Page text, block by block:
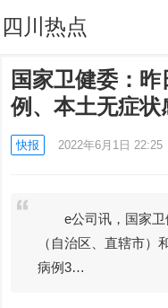
四川热点
国家卫健委：
例、本土无症状
快报 2022年6月1日 22:25
e公司讯，国家卫
（自治区、直辖市）
病例3…